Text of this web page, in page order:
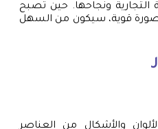
ونجاحها. حين تصبح
قوية، سيكون من السهل
والأشكال من العناصر